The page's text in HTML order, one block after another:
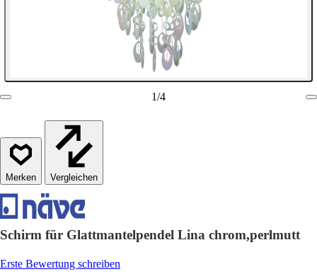
1/4
Vergleichen
Schirm für Glattmantelpendel Lina chrom,perlmutt
Erste Bewertung schreiben